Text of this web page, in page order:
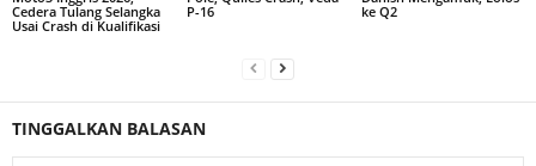
Cedera Tulang Selangka
Usai Crash di Kualifikasi
P-16
ke Q2
TINGGALKAN BALASAN